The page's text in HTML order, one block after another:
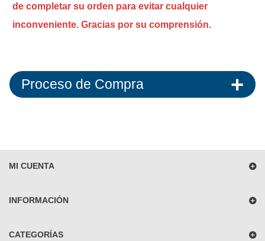
de completar su orden para evitar cualquier
inconveniente. Gracias por su comprensión.
Proceso de Compra
MI CUENTA
INFORMACIÓN
CATEGORÍAS